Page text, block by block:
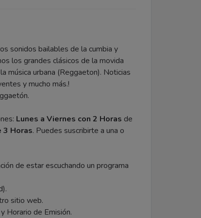
sonidos bailables de la cumbia y
los grandes clásicos de la movida
música urbana (Reggaeton). Noticias
y mucho más.!
Lunes a Viernes con 2 Horas de
3 Horas. Puedes suscribirte a una o
de estar escuchando un programa
sitio web.
Horario de Emisión.